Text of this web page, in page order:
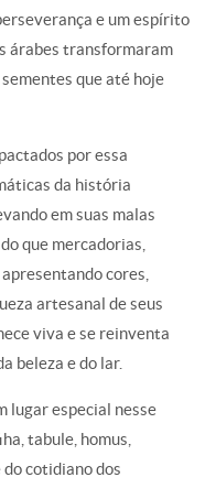
e um espírito
árabes transformaram
que até hoje
por essa
da história
em suas malas
que mercadorias,
cores,
artesanal de seus
viva e se reinventa
beleza e do lar.
lugar especial nesse
tabule, homus,
cotidiano dos